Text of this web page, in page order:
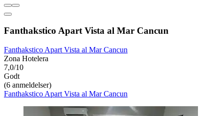
Fanthakstico Apart Vista al Mar Cancun
Fanthakstico Apart Vista al Mar Cancun
Zona Hotelera
7,0/10
Godt
(6 anmeldelser)
Fanthakstico Apart Vista al Mar Cancun